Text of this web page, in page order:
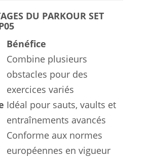
DU PARKOUR SET
Bénéfice
Combine plusieurs
obstacles pour des
exercices variés
Idéal pour sauts, vaults et
entraînements avancés
Conforme aux normes
européennes en vigueur